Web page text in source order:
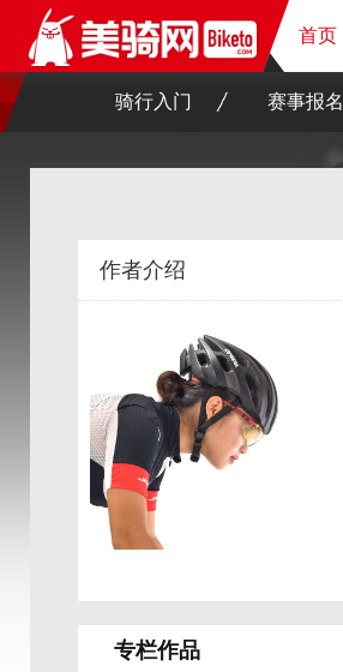
首页
首页
首页
骑行入门 赛事报名
作者介绍
专栏作品